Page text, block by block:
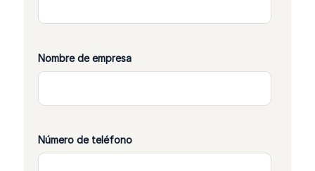
Nombre de empresa
Número de teléfono